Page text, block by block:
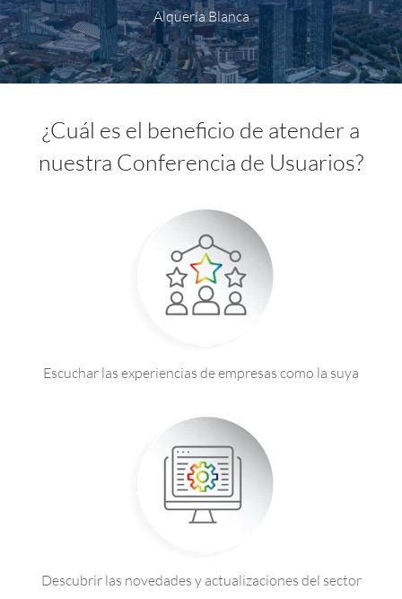
Alquería Blanca
¿Cuál es el beneficio de atender a
nuestra Conferencia de Usuarios?
Escuchar las experiencias de empresas como la suya
Descubrir las novedades y actualizaciones del sector